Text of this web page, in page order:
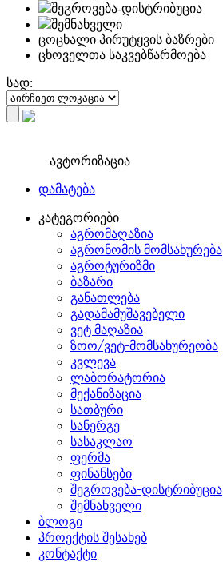
შეგროვება-დისტრიბუცია
შემნახველი
ცოცხალი პირუტყვის ბაზრები
ცხოველთა საკვებწარმოება
სად:
ავტორიზაცია
დამატება
კატეგორიები
აგრომაღაზია
აგრონომის მომსახურება
აგროტურიზმი
ბაზარი
განათლება
გადამამუშავებელი
ვეტ მაღაზია
ზოო/ვეტ-მომსახურეობა
კვლევა
ლაბორატორია
მექანიზაცია
სათბური
სანერგე
სასაკლაო
ფერმა
ფინანსები
შეგროვება-დისტრიბუცია
შემნახველი
ბლოგი
პროექტის შესახებ
კონტაქტი